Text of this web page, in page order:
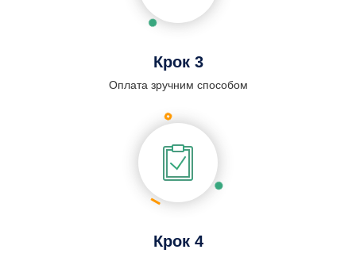
Крок 3
Оплата зручним способом
Крок 4